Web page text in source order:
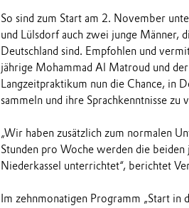
So sind zum Start am 2. November
und Lülsdorf auch zwei junge Männer,
Deutschland sind. Empfohlen und
jährige Mohammad Al Matroud und
Langzeitpraktikum nun die Chance, in
sammeln und ihre Sprachkenntnisse zu
„Wir haben zusätzlich zum normalen
Stunden pro Woche werden die
Niederkassel unterrichtet“, berichtet
Im zehnmonatigen Programm „Start